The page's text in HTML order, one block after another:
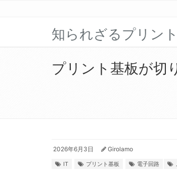
知られざるプリン
プリント基板が切
2026年6月3日 Girolamo
IT プリント基板 電子回路